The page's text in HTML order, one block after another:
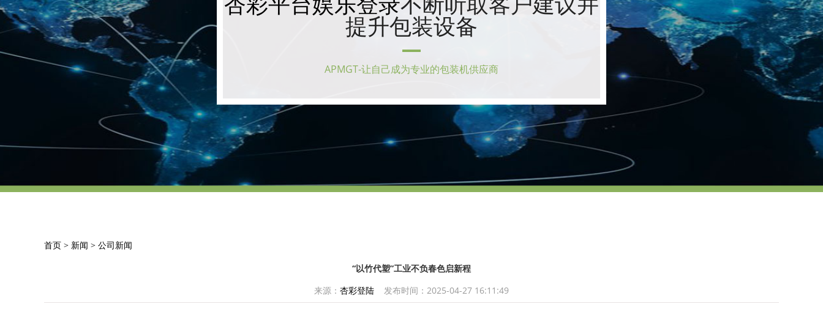
提升包装设备
APMGT-让自己成为专业的包装机供应商
首页 > 新闻 > 公司新闻
“以竹代塑”工业不负春色启新程
来源： 杏彩登陆 发布时间：2025-04-27 16:11:49